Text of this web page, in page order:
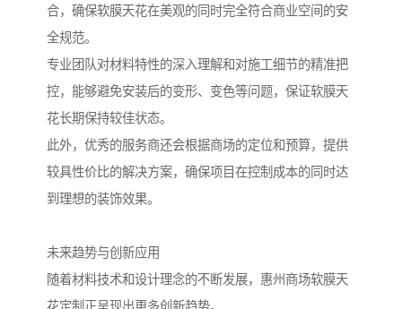
合，确保软膜天花在美观的同时完全符合商业空间的安
全规范。
专业团队对材料特性的深入理解和对施工细节的精准把
控，能够避免安装后的变形、变色等问题，保证软膜天
花长期保持较佳状态。
此外，优秀的服务商还会根据商场的定位和预算，提供
较具性价比的解决方案，确保项目在控制成本的同时达
到理想的装饰效果。
未来趋势与创新应用
随着材料技术和设计理念的不断发展，惠州商场软膜天
花定制正呈现出更多创新趋势。